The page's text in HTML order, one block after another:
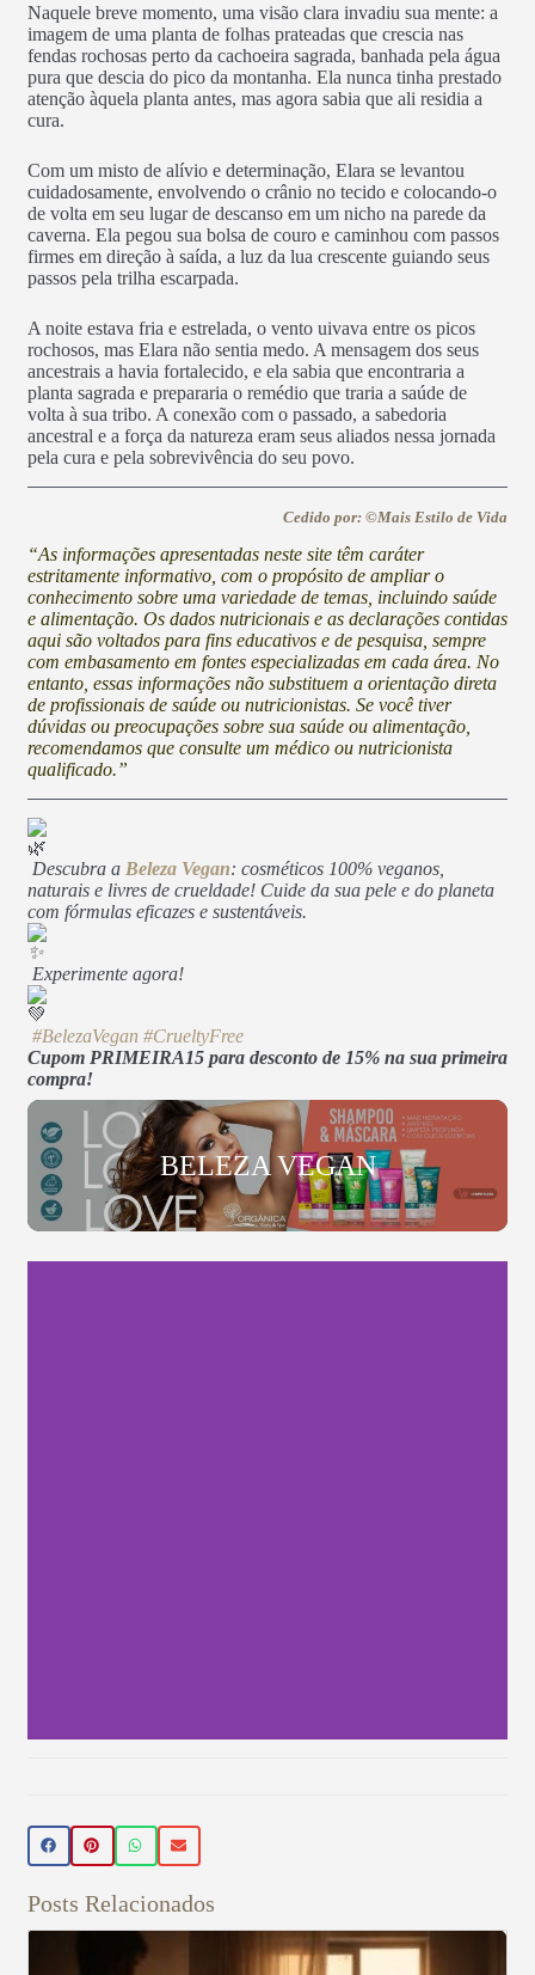
Naquele breve momento, uma visão clara invadiu sua mente: a
imagem de uma planta de folhas prateadas que crescia nas
fendas rochosas perto da cachoeira sagrada, banhada pela água
pura que descia do pico da montanha. Ela nunca tinha prestado
atenção àquela planta antes, mas agora sabia que ali residia a
cura.
Com um misto de alívio e determinação, Elara se levantou
cuidadosamente, envolvendo o crânio no tecido e colocando-o
de volta em seu lugar de descanso em um nicho na parede da
caverna. Ela pegou sua bolsa de couro e caminhou com passos
firmes em direção à saída, a luz da lua crescente guiando seus
passos pela trilha escarpada.
A noite estava fria e estrelada, o vento uivava entre os picos
rochosos, mas Elara não sentia medo. A mensagem dos seus
ancestrais a havia fortalecido, e ela sabia que encontraria a
planta sagrada e prepararia o remédio que traria a saúde de
volta à sua tribo. A conexão com o passado, a sabedoria
ancestral e a força da natureza eram seus aliados nessa jornada
pela cura e pela sobrevivência do seu povo.
Cedido por: ©Mais Estilo de Vida
“As informações apresentadas neste site têm caráter
estritamente informativo, com o propósito de ampliar o
conhecimento sobre uma variedade de temas, incluindo saúde
e alimentação. Os dados nutricionais e as declarações contidas
aqui são voltados para fins educativos e de pesquisa, sempre
com embasamento em fontes especializadas em cada área. No
entanto, essas informações não substituem a orientação direta
de profissionais de saúde ou nutricionistas. Se você tiver
dúvidas ou preocupações sobre sua saúde ou alimentação,
recomendamos que consulte um médico ou nutricionista
qualificado.”
Descubra a Beleza Vegan: cosméticos 100% veganos,
naturais e livres de crueldade! Cuide da sua pele e do planeta
com fórmulas eficazes e sustentáveis.
Experimente agora!
#BelezaVegan #CrueltyFree
Cupom PRIMEIRA15 para desconto de 15% na sua primeira
compra!
BELEZA VEGAN
🌿 Realce sua beleza de forma natural!
Conheça nossos produtos de beleza
veganos 💚 Use o cupom PRIMEIRA15 e
ganhe 15% OFF na sua primeira compra!
Aproveite! ✨
Posts Relacionados